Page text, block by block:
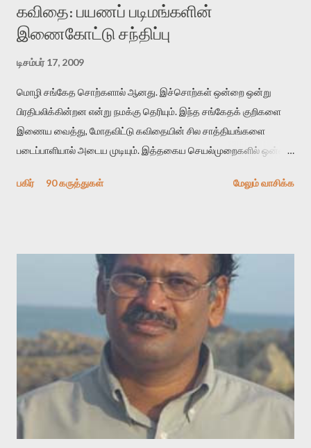
கவிதை: பயணப் படிமங்களின்
இணைகோட்டு சந்திப்பு
டிசம்பர் 17, 2009
மொழி சங்கேத சொற்களால் ஆனது. இச்சொற்கள் ஒன்றை ஒன்று
பிரதிபலிக்கின்றன என்று நமக்கு தெரியும். இந்த சங்கேதக் குறிகளை
இணைய வைத்து, மோதவிட்டு கவிதையின் சில சாத்தியங்களை
படைப்பாளியால் அடைய முடியும். இத்தகைய செயல்முறைகளில் ஒன்றை
காலத்தில் ஜாலவித்தைக்காரர்கள் வந்து போன பின் அவர்களின்
அதிகமாக்கும். கொல்லாது. ஒரு கனவை மீட்டெடுப்பதன் நோக்கம்
என்னவாக இருக்கும்? கவிதையின் அரூப இயக்கத்தை பொதுவயமாக
வடிக்க முயல்வதும் அதற்கே. கோயில் கருவறையின்
மென்வெளிச்சத்தில் நுண்பேசியின் படக்கருவியை இயக்கி சாத்தி
வைத்து விட்டு இயக்கத்தை அறிவோம். அறிதல் அபச்சாரமில்லை.
பயணப் படிமம் என்பது காக்னிடிவ் பொயடிக்ஸ் எனும் சமகால
விமர்சனத்தின் ஒரு முக்கிய கருவி. இக்கருவியை மனுஷ்யபுத்திரனின்
“காலை வணக்கங்கள்” எனும் ஒரு கவிதையில் சொருகப் போகிறோம்.
முதலில் கருவியை பழகுவோம். அன்றாட மொழியில் ஒன்று ம...
பகிர் 90 கருத்துகள் மேலும் வாசிக்க